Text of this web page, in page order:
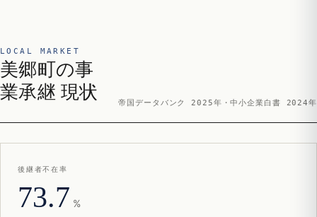
LOCAL MARKET
美郷町の事
業承継 現状
帝国データバンク 2025年・中小企業白書 2024年
後継者不在率
73.7 %